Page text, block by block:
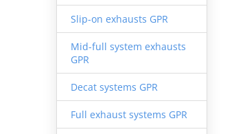
Slip-on exhausts GPR
Mid-full system exhausts
GPR
Decat systems GPR
Full exhaust systems GPR